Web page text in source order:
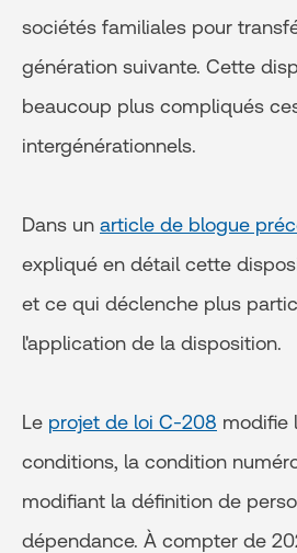
sociétés familiales pour
génération suivante. Cette
beaucoup plus compliqués
intergénérationnels.
Dans un article de blogue
expliqué en détail cette
et ce qui déclenche plus
l'application de la disposition.
Le projet de loi C-208 modifie
conditions, la condition
modifiant la définition de
dépendance. À compter de